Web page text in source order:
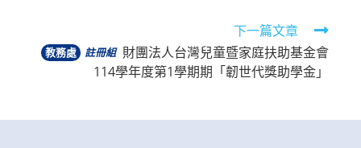
more
articles
下一篇文章
教務處 註冊組 財團法人台灣兒童暨家庭扶助基金會
114學年度第1學期期「韌世代獎助學金」